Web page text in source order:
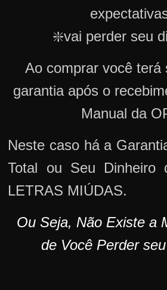
❇️vai perder seu
Ao comprar você terá
garantia após o
Manual da
Neste caso há a
Total ou Seu Dinheiro
LETRAS MIÚDAS.
Ou Seja, Não Existe a
de Você Perder